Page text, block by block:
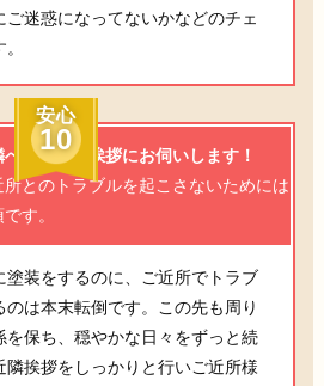
迷惑になってないかなどのチェ
安心
10
へ工事のご挨拶にお伺いします！
所とのトラブルを起こさないためには
す。
塗装をするのに、ご近所でトラブ
は本末転倒です。この先も周り
を保ち、穏やかな日々をずっと続
隣挨拶をしっかりと行いご近所様